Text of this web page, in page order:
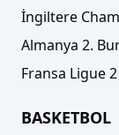
İngiltere
Almanya 2.
Fransa Ligue 2
BASKETBOL